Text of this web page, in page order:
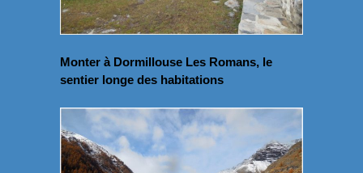
Monter à Dormillouse Les Romans, le
sentier longe des habitations